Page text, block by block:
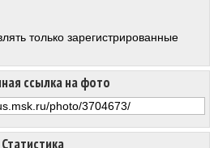
Статистика
ссылка на фото
только зарегистрированные